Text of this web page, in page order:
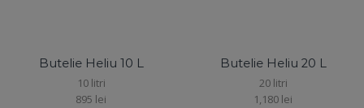
Butelie Heliu 10 L
10 litri
895 lei
Butelie Heliu 20 L
20 litri
1,180 lei